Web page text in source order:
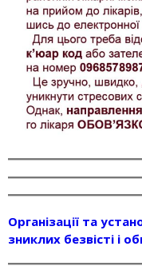
Організації та
зниклих безвісті і